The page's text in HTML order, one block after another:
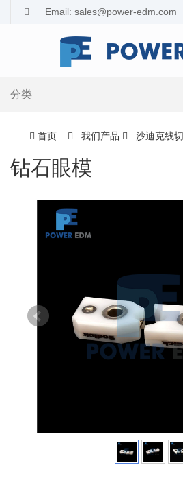
Email: sales@power-edm.com
分类
首页 我们产品 沙迪克线
钻石眼模